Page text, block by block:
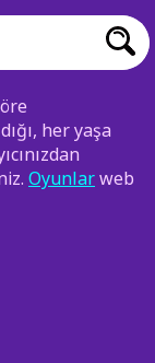
her yaşa
Oyunlarweb